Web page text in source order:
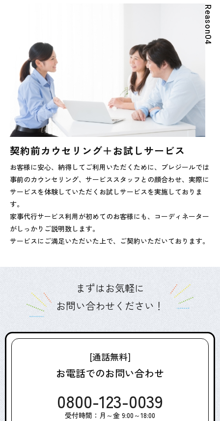
R
e
a
s
o
n
0
4
契約前カウセリング＋お試しサービス
お客様に安心、納得してご利用いただくために、プレジールでは
事前のカウンセリング、サービススタッフとの顔合わせ、実際に
サービスを体験していただくお試しサービスを実施しておりま
す。
家事代行サービス利用が初めてのお客様にも、コーディネーター
がしっかりご説明致します。
サービスにご満足いただいた上で、ご契約いただいております。
まずはお気軽に
お問い合わせください！
[通話無料]
お電話でのお問い合わせ
0800-123-0039
受付時間：月～金 9:00～18:00